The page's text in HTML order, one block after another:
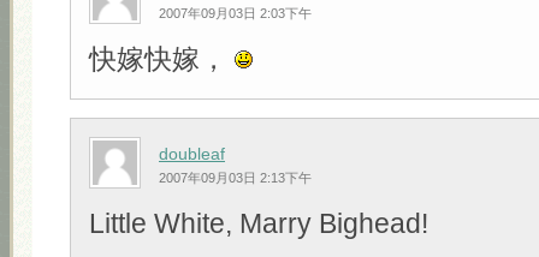
2007年09月03日 2:03下午
快嫁快嫁，
doubleaf
2007年09月03日 2:13下午
Little White, Marry Bighead!